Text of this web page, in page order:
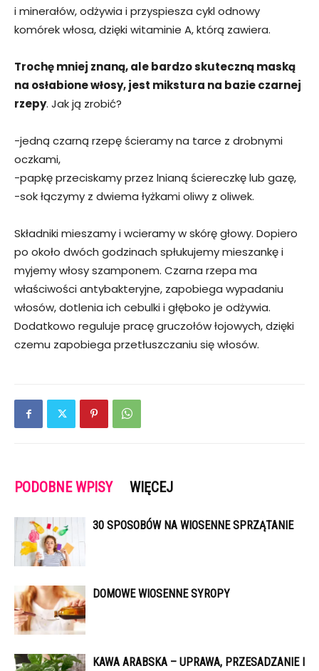
i minerałów, odżywia i przyspiesza cykl odnowy
komórek włosa, dzięki witaminie A, którą zawiera.
Trochę mniej znaną, ale bardzo skuteczną maską
na osłabione włosy, jest mikstura na bazie czarnej
rzepy. Jak ją zrobić?
-jedną czarną rzepę ścieramy na tarce z drobnymi
oczkami,
-papkę przeciskamy przez lnianą ściereczkę lub gazę,
-sok łączymy z dwiema łyżkami oliwy z oliwek.
Składniki mieszamy i wcieramy w skórę głowy. Dopiero
po około dwóch godzinach spłukujemy mieszankę i
myjemy włosy szamponem. Czarna rzepa ma
właściwości antybakteryjne, zapobiega wypadaniu
włosów, dotlenia ich cebulki i głęboko je odżywia.
Dodatkowo reguluje pracę gruczołów łojowych, dzięki
czemu zapobiega przetłuszczaniu się włosów.
PODOBNE WPISY WIĘCEJ
30 SPOSOBÓW NA WIOSENNE SPRZĄTANIE
DOMOWE WIOSENNE SYROPY
KAWA ARABSKA – UPRAWA, PRZESADZANIE I